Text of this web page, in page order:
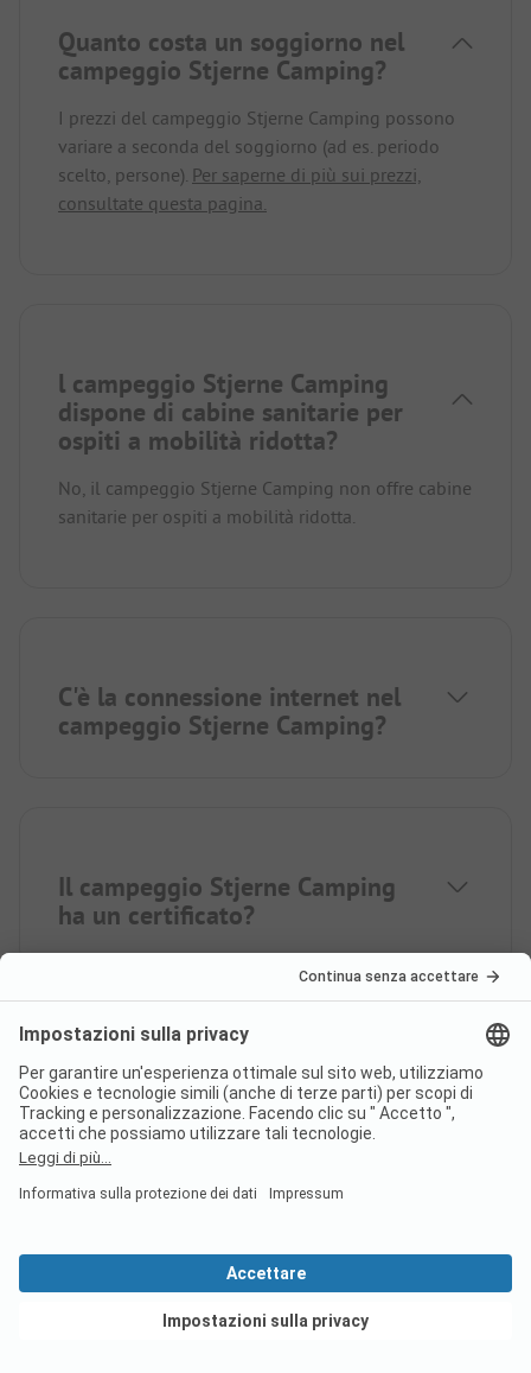
Quanto costa un soggiorno nel
campeggio Stjerne Camping?
I prezzi del campeggio Stjerne Camping possono
variare a seconda del soggiorno (ad es. periodo
scelto, persone). Per saperne di più sui prezzi,
consultate questa pagina.
l campeggio Stjerne Camping
dispone di cabine sanitarie per
ospiti a mobilità ridotta?
No, il campeggio Stjerne Camping non offre cabine
sanitarie per ospiti a mobilità ridotta.
C'è la connessione internet nel
campeggio Stjerne Camping?
Il campeggio Stjerne Camping
ha un certificato?
Quali lingue parla il personale
alla recepion del campeggio
Stjerne Camping?
Nel campeggio Stjerne Camping
c’è una piscina?Vedi offerte